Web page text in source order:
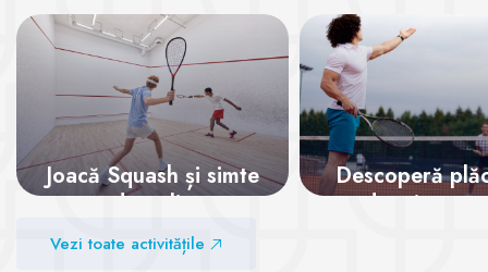
Joacă Squash și simte
adrenalina
Descoperă
de a juca
Vezi toate activitățile